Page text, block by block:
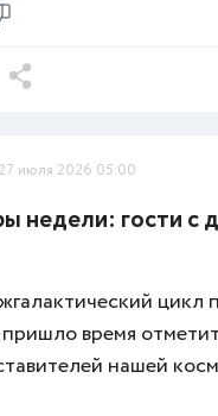
27 июля 2026 05:00
недели: гости с
цикл
пришло время
нашей